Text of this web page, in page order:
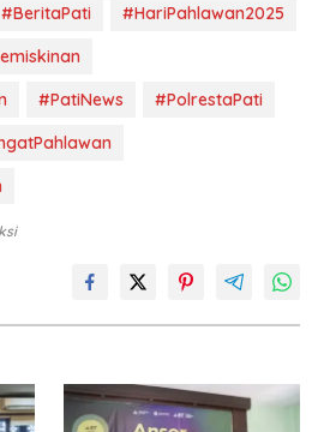
#BeritaPati
#HariPahlawan2025
#PatiNews
#PolrestaPati